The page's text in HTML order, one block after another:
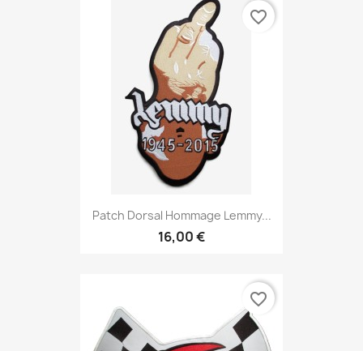
Patch Dorsal Hommage Lemmy...
16,00 €
favorite_border
favorite_border